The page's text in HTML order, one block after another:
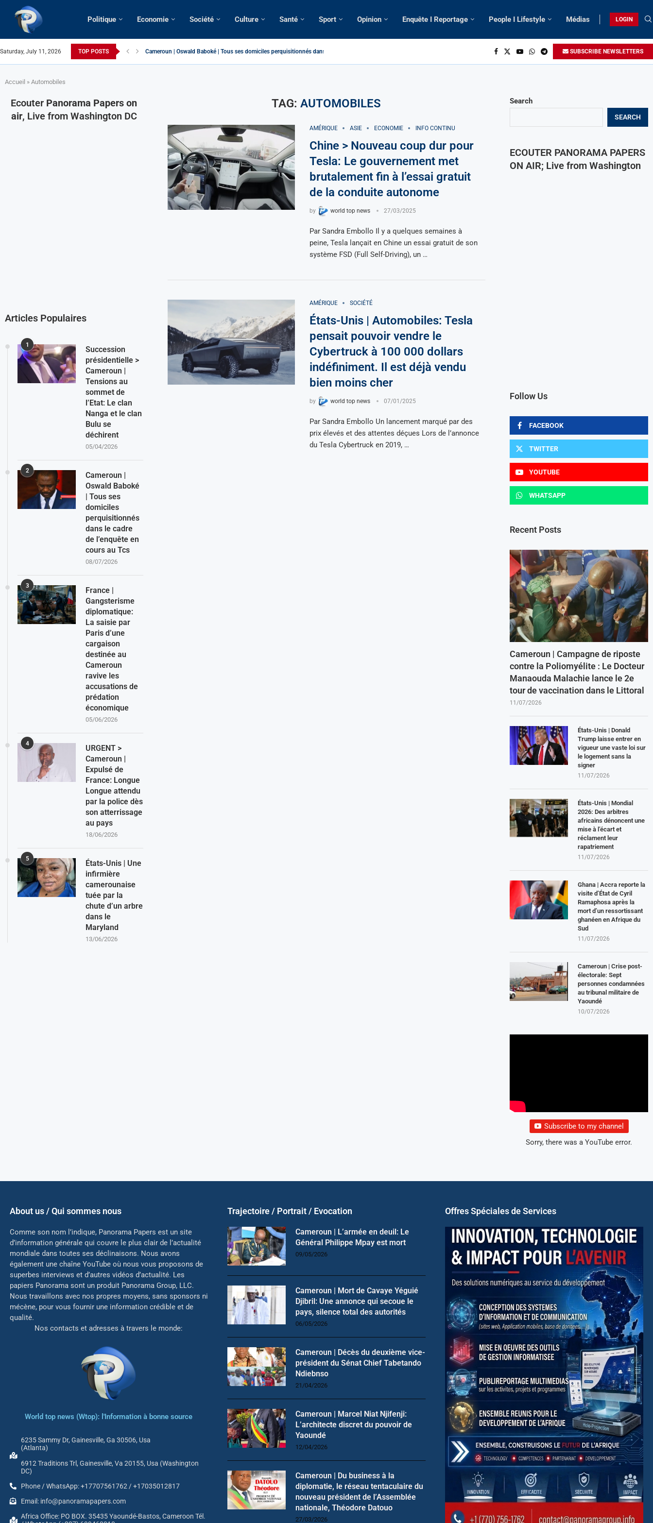
Politique Economie Société Culture Santé Sport Opinion Enquête I Reportage People I Lifestyle Médias LOGIN
Saturday, July 11, 2026 TOP POSTS
Cameroun | Oswald Baboké | Tous ses domiciles perquisitionnés dans le...
France | Gangsterisme diplomatique: La saisie par Paris d’une cargaison destinée...
SUBSCRIBE NEWSLETTERS
Accueil » Automobiles
TAG:AUTOMOBILES
AMÉRIQUE ASIE ECONOMIE INFO CONTINU
Chine > Nouveau coup dur pour
Tesla: Le gouvernement met
brutalement fin à l’essai gratuit
de la conduite autonome
by world top news 27/03/2025
Par Sandra Embollo Il y a quelques semaines à
peine, Tesla lançait en Chine un essai gratuit de son
système FSD (Full Self-Driving), un …
AMÉRIQUE SOCIÉTÉ
États-Unis | Automobiles: Tesla
pensait pouvoir vendre le
Cybertruck à 100 000 dollars
indéfiniment. Il est déjà vendu
bien moins cher
by world top news 07/01/2025
Par Sandra Embollo Un lancement marqué par des
prix élevés et des attentes déçues Lors de l’annonce
du Tesla Cybertruck en 2019, …
Search
SEARCH
ECOUTER PANORAMA PAPERS
ON AIR; Live from Washington
Follow Us
FACEBOOK
TWITTER
YOUTUBE
WHATSAPP
Recent Posts
Cameroun | Campagne de riposte
contre la Poliomyélite : Le Docteur
Manaouda Malachie lance le 2e
tour de vaccination dans le Littoral
11/07/2026
États-Unis | Donald
Trump laisse entrer en
vigueur une vaste loi sur
le logement sans la
signer
11/07/2026
États-Unis | Mondial
2026: Des arbitres
africains dénoncent une
mise à l’écart et
réclament leur
rapatriement
11/07/2026
Ghana | Accra reporte la
visite d’État de Cyril
Ramaphosa après la
mort d’un ressortissant
ghanéen en Afrique du
Sud
11/07/2026
Cameroun | Crise post-
électorale: Sept
personnes condamnées
au tribunal militaire de
Yaoundé
10/07/2026
Subscribe to my channel
Sorry, there was a YouTube error.
Ecouter Panorama Papers on
air, Live from Washington DC
Articles Populaires
1
Succession
présidentielle >
Cameroun |
Tensions au
sommet de
l’Etat: Le clan
Nanga et le clan
Bulu se
déchirent
05/04/2026
2
Cameroun |
Oswald Baboké
| Tous ses
domiciles
perquisitionnés
dans le cadre
de l’enquête en
cours au Tcs
08/07/2026
3
France |
Gangsterisme
diplomatique:
La saisie par
Paris d’une
cargaison
destinée au
Cameroun
ravive les
accusations de
prédation
économique
05/06/2026
4
URGENT >
Cameroun |
Expulsé de
France: Longue
Longue attendu
par la police dès
son atterrissage
au pays
18/06/2026
5
États-Unis | Une
infirmière
camerounaise
tuée par la
chute d’un arbre
dans le
Maryland
13/06/2026
About us / Qui sommes nous
Comme son nom l’indique, Panorama Papers est un site
d’information générale qui couvre le plus clair de l’actualité
mondiale dans toutes ses déclinaisons. Nous avons
également une chaîne YouTube où nous vous proposons de
superbes interviews et d’autres vidéos d’actualité. Les
papiers Panorama sont un produit Panorama Group, LLC.
Nous travaillons avec nos propres moyens, sans sponsors ni
mécène, pour vous fournir une information crédible et de
qualité.
Nos contacts et adresses à travers le monde:
World top news (Wtop): l'Information à bonne source
6235 Sammy Dr, Gainesville, Ga 30506, Usa
(Atlanta)
6912 Traditions Trl, Gainesville, Va 20155, Usa (Washington
DC)
Phone / WhatsApp: +17707561762 / +17035012817
Email: info@panoramapapers.com
Africa Office: PO BOX. 35435 Yaoundé-Bastos, Cameroon Tél.
Trajectoire / Portrait / Evocation
Cameroun | L’armée en deuil: Le
Général Philippe Mpay est mort
09/05/2026
Cameroun | Mort de Cavaye Yéguié
Djibril: Une annonce qui secoue le
pays, silence total des autorités
06/05/2026
Cameroun | Décès du deuxième vice-
président du Sénat Chief Tabetando
Ndiebnso
21/04/2026
Cameroun | Marcel Niat Njifenji:
L’architecte discret du pouvoir de
Yaoundé
12/04/2026
Cameroun | Du business à la
diplomatie, le réseau tentaculaire du
nouveau président de l’Assemblée
nationale, Théodore Datouo
27/03/2026
Offres Spéciales de Services